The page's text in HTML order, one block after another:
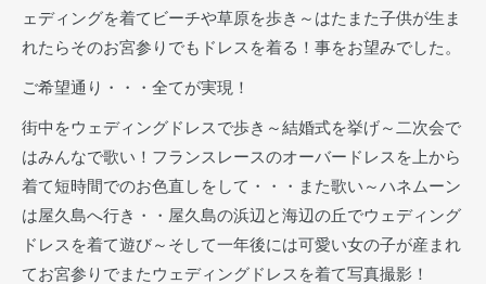
ェディングを着てビーチや草原を歩き～はたまた子供が生ま
れたらそのお宮参りでもドレスを着る！事をお望みでした。
ご希望通り・・・全てが実現！
街中をウェディングドレスで歩き～結婚式を挙げ～二次会で
はみんなで歌い！フランスレースのオーバードレスを上から
着て短時間でのお色直しをして・・・また歌い～ハネムーン
は屋久島へ行き・・屋久島の浜辺と海辺の丘でウェディング
ドレスを着て遊び～そして一年後には可愛い女の子が産まれ
てお宮参りでまたウェディングドレスを着て写真撮影！